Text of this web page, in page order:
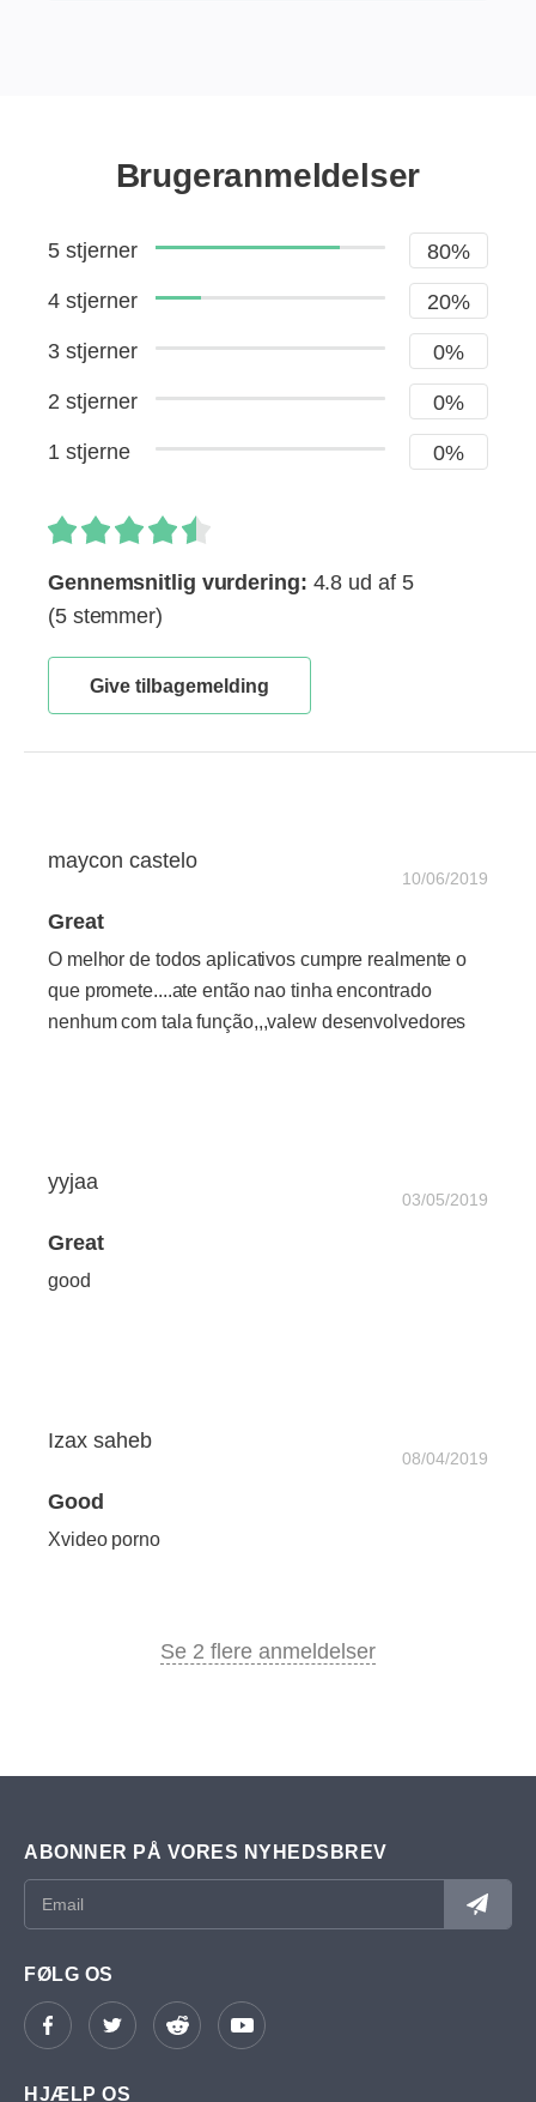
Brugeranmeldelser
5 stjerner 80%
4 stjerner 20%
3 stjerner 0%
2 stjerner 0%
1 stjerne 0%
Gennemsnitlig vurdering: 4.8 ud af 5
(5 stemmer)
Give tilbagemelding
maycon castelo
10/06/2019
Great
O melhor de todos aplicativos cumpre realmente o
que promete....ate então nao tinha encontrado
nenhum com tala função,,,valew desenvolvedores
yyjaa
03/05/2019
Great
good
Izax saheb
08/04/2019
Good
Xvideo porno
Se 2 flere anmeldelser
ABONNER PÅ VORES NYHEDSBREV
FØLG OS
HJÆLP OS